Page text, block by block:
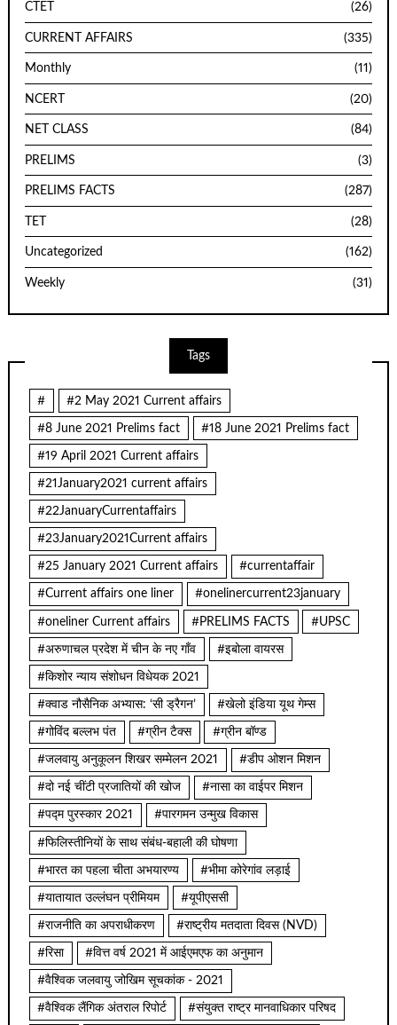
CTET (26)
CURRENT AFFAIRS (335)
Monthly (11)
NCERT (20)
NET CLASS (84)
PRELIMS (3)
PRELIMS FACTS (287)
TET (28)
Uncategorized (162)
Weekly (31)
Tags
# #2 May 2021 Current affairs
#8 June 2021 Prelims fact #18 June 2021 Prelims fact
#19 April 2021 Current affairs
#21January2021 current affairs
#22JanuaryCurrentaffairs
#23January2021Current affairs
#25 January 2021 Current affairs #currentaffair
#Current affairs one liner #onelinercurrent23january
#oneliner Current affairs #PRELIMS FACTS #UPSC
#अरुणाचल प्रदेश में चीन के नए गाँव #इबोला वायरस
#किशोर न्याय संशोधन विधेयक 2021
#क्वाड नौसैनिक अभ्यास: ‘सी ड्रैगन’ #खेलो इंडिया यूथ गेम्स
#गोविंद बल्लभ पंत #ग्रीन टैक्स #ग्रीन बॉण्ड
#जलवायु अनुकूलन शिखर सम्मेलन 2021 #डीप ओशन मिशन
#दो नई चींटी प्रजातियों की खोज #नासा का वाईपर मिशन
#पद्म पुरस्कार 2021 #पारगमन उन्मुख विकास
#फिलिस्तीनियों के साथ संबंध-बहाली की घोषणा
#भारत का पहला चीता अभयारण्य #भीमा कोरेगांव लड़ाई
#यातायात उल्लंघन प्रीमियम #यूपीएससी
#राजनीति का अपराधीकरण #राष्ट्रीय मतदाता दिवस (NVD)
#रिसा #वित्त वर्ष 2021 में आईएमएफ का अनुमान
#वैश्विक जलवायु जोखिम सूचकांक - 2021
#वैश्विक लैंगिक अंतराल रिपोर्ट #संयुक्त राष्ट्र मानवाधिकार परिषद